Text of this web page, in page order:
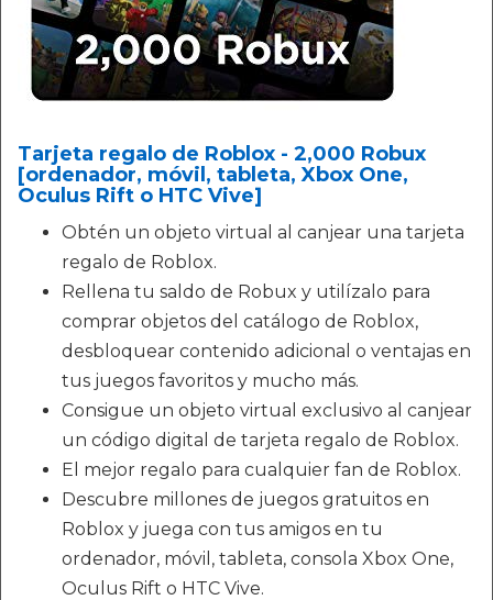
Tarjeta regalo de Roblox - 2,000 Robux
[ordenador, móvil, tableta, Xbox One,
Oculus Rift o HTC Vive]
Obtén un objeto virtual al canjear una tarjeta
regalo de Roblox.
Rellena tu saldo de Robux y utilízalo para
comprar objetos del catálogo de Roblox,
desbloquear contenido adicional o ventajas en
tus juegos favoritos y mucho más.
Consigue un objeto virtual exclusivo al canjear
un código digital de tarjeta regalo de Roblox.
El mejor regalo para cualquier fan de Roblox.
Descubre millones de juegos gratuitos en
Roblox y juega con tus amigos en tu
ordenador, móvil, tableta, consola Xbox One,
Oculus Rift o HTC Vive.